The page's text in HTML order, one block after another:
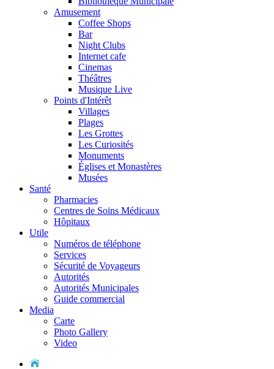
Αmusement
Coffee Shops
Bar
Night Clubs
Internet cafe
Cinemas
Théâtres
Musique Live
Points d'Intérêt
Villages
Plages
Les Grottes
Les Curiosités
Monuments
Églises et Monastères
Musées
Santé
Pharmacies
Centres de Soins Médicaux
Hôpitaux
Utile
Numéros de téléphone
Services
Sécurité de Voyageurs
Autorités
Autorités Municipales
Guide commercial
Media
Carte
Photo Gallery
Video